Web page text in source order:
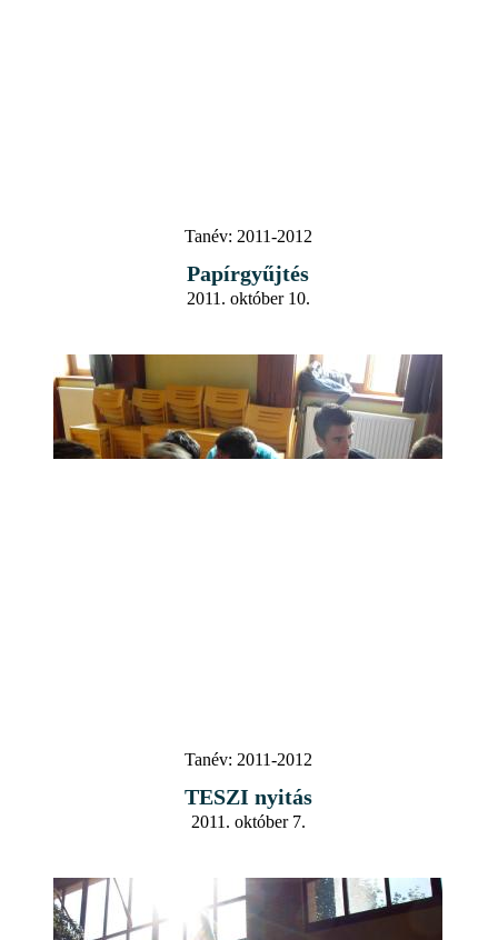
Tanév: 2011-2012
Papírgyűjtés
2011. október 10.
Tanév: 2011-2012
TESZI nyitás
2011. október 7.